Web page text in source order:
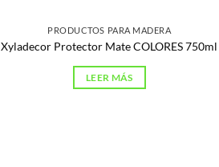
PRODUCTOS PARA MADERA
Xyladecor Protector Mate COLORES 750ml
LEER MÁS